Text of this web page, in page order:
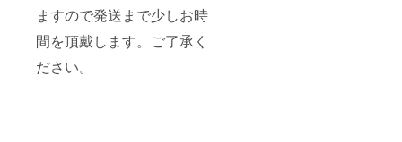
ますので発送まで少しお時
間を頂戴します。ご了承く
ださい。